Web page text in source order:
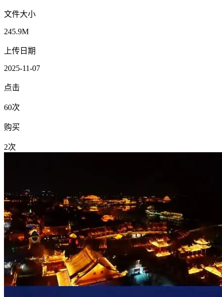
文件大小
245.9M
上传日期
2025-11-07
点击
60次
购买
2次